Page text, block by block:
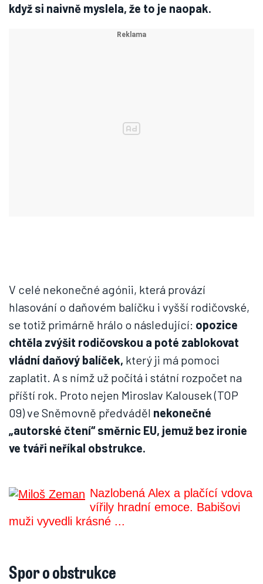
když si naivně myslela, že to je naopak.
V celé nekonečné agónii, která provází
hlasování o daňovém balíčku i vyšší rodičovské,
se totiž primárně hrálo o následující: opozice
chtěla zvýšit rodičovskou a poté zablokovat
vládní daňový balíček, který ji má pomoci
zaplatit. A s nímž už počítá i státní rozpočet na
příští rok. Proto nejen Miroslav Kalousek (TOP
09) ve Sněmovně předváděl nekonečné
„autorské čtení“ směrnic EU, jemuž bez ironie
ve tváři neříkal obstrukce.
Nazlobená Alex a plačící vdova
vířily hradní emoce. Babišovi
muži vyvedli krásné ...
Spor o obstrukce